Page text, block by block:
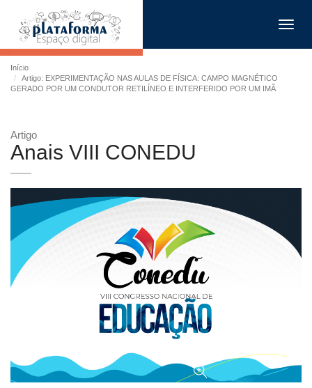
Início
Artigo: EXPERIMENTAÇÃO NAS AULAS DE FÍSICA: CAMPO MAGNÉTICO
GERADO POR UM CONDUTOR RETILÍNEO E INTERFERIDO POR UM IMÃ
Artigo
Anais VIII CONEDU